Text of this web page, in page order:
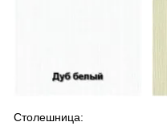
Столешница: